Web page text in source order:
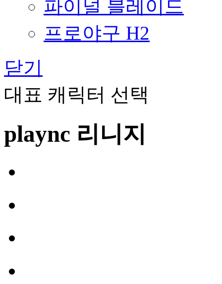
파이널 블레이드
프로야구 H2
닫기
대표 캐릭터 선택
plaync 리니지